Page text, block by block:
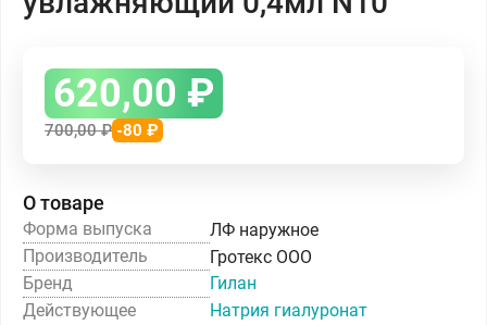
620,00 ₽
700,00₽ -80 ₽
О товаре
Форма выпуска
ЛФ наружное
Производитель
Гротекс ООО
Бренд
Гилан
Действующее
Натрия гиалуронат